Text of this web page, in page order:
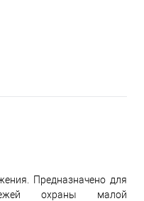
Предназначено для
охраны малой